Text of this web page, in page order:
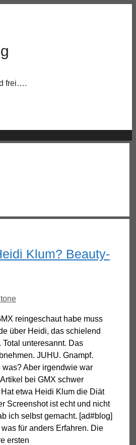
frei….
Klum? Beauty-
reingeschaut habe muss
über Heidi, das schielend
unteresannt. Das
JUHU. Gnampf.
Aber irgendwie war
bei GMX schwer
etwa Heidi Klum die Diät
Screenshot ist echt und nicht
ich selbst gemacht. [ad#blog]
für anders Erfahren. Die
ersten